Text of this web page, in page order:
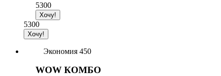
5300
5300
Экономия 450
WOW КОМБО